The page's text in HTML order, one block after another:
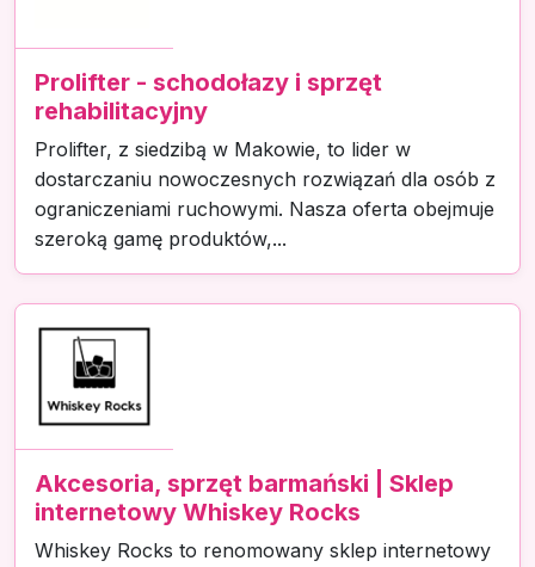
Prolifter - schodołazy i sprzęt
rehabilitacyjny
Prolifter, z siedzibą w Makowie, to lider w
dostarczaniu nowoczesnych rozwiązań dla osób z
ograniczeniami ruchowymi. Nasza oferta obejmuje
szeroką gamę produktów,...
Akcesoria, sprzęt barmański | Sklep
internetowy Whiskey Rocks
Whiskey Rocks to renomowany sklep internetowy